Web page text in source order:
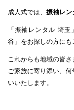
成人式では、 振袖レン
「振袖レンタル 埼
谷」をお探しの方にも
これからも地域の皆
ご家族に寄り添い、
いいたします。